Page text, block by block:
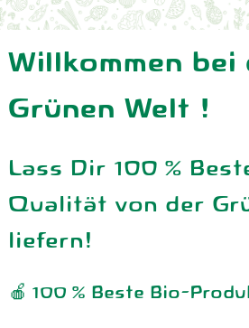
THEMENWELTEN
AKTUELLE ANGEBOTE
Obst & Gemüse
Kühltheke
GrüneWelt Bäckerei
Willkommen bei
Grünen Welt !
Lass Dir 100 %
Qualität von der
liefern!
🍎 100 % Beste Bio-